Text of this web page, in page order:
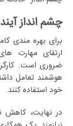
چشم انداز
برای بهره مندی
ضروری است.
هوشمند تعامل
خود استفاده کنند.
در نهایت،